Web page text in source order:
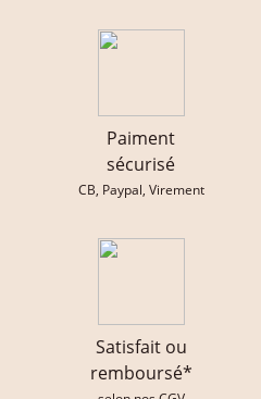
Paiment
sécurisé
CB, Paypal, Virement
Satisfait ou
remboursé*